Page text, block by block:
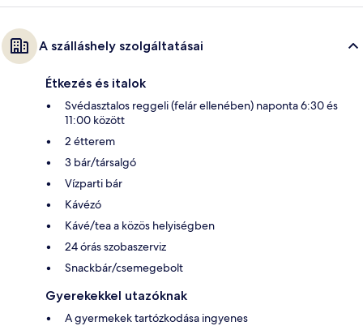
A szálláshely szolgáltatásai
Étkezés és italok
Svédasztalos reggeli (felár ellenében) naponta 6:30 és
11:00 között
2 étterem
3 bár/társalgó
Vízparti bár
Kávézó
Kávé/tea a közös helyiségben
24 órás szobaszerviz
Snackbár/csemegebolt
Gyerekekkel utazóknak
A gyermekek tartózkodása ingyenes